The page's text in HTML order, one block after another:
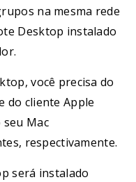
na mesma rede
Desktop instalado
você precisa do
do cliente Apple
Mac
respectivamente.
será instalado